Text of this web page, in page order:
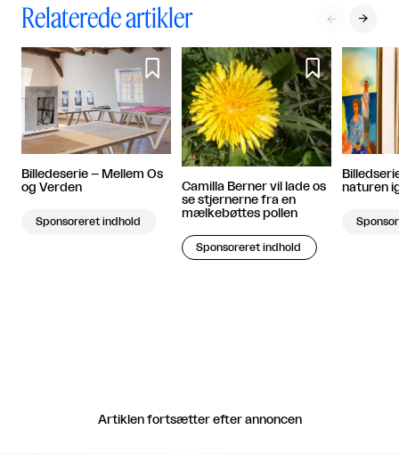
Relaterede artikler  

Billedeserie – Mellem Os
og Verden
Sponsoreret indhold

Camilla Berner vil lade os
se stjernerne fra en
mælkebøttes pollen
Sponsoreret indhold
naturen
Artiklen fortsætter efter annoncen